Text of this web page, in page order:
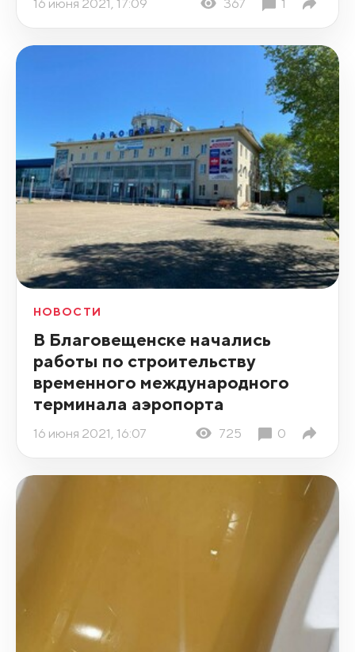
НОВОСТИ
В Благовещенске начались
работы по строительству
временного международного
терминала аэропорта
16 июня 2021, 16:07 725 0